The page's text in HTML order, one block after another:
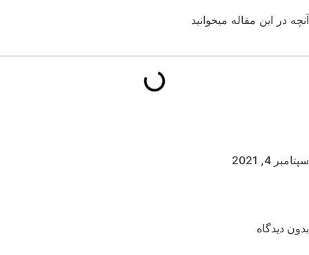
آنچه در این مقاله میخوانید
سپتامبر 4, 2021
بدون دیدگاه